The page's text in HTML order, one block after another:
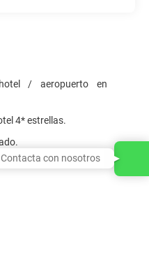
/ aeropuerto en
4* estrellas.
Contacta con nosotros